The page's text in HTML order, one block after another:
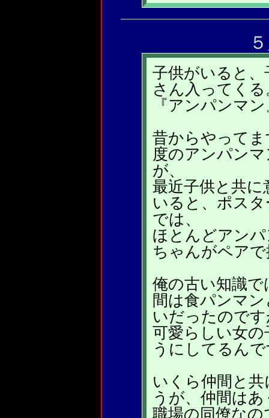
子供がいると
さん入ってく
『アンパンマ
昔からやって
度のアンパン
が、
最近子供と共
いると、ポス
では、
ほとんどアン
ちゃんがペア
俺の古い知識
間は食パンマ
いだったので
可愛らしい女
うにしてるん
いくら仲間と
うが、仲間は
職場の同僚なの